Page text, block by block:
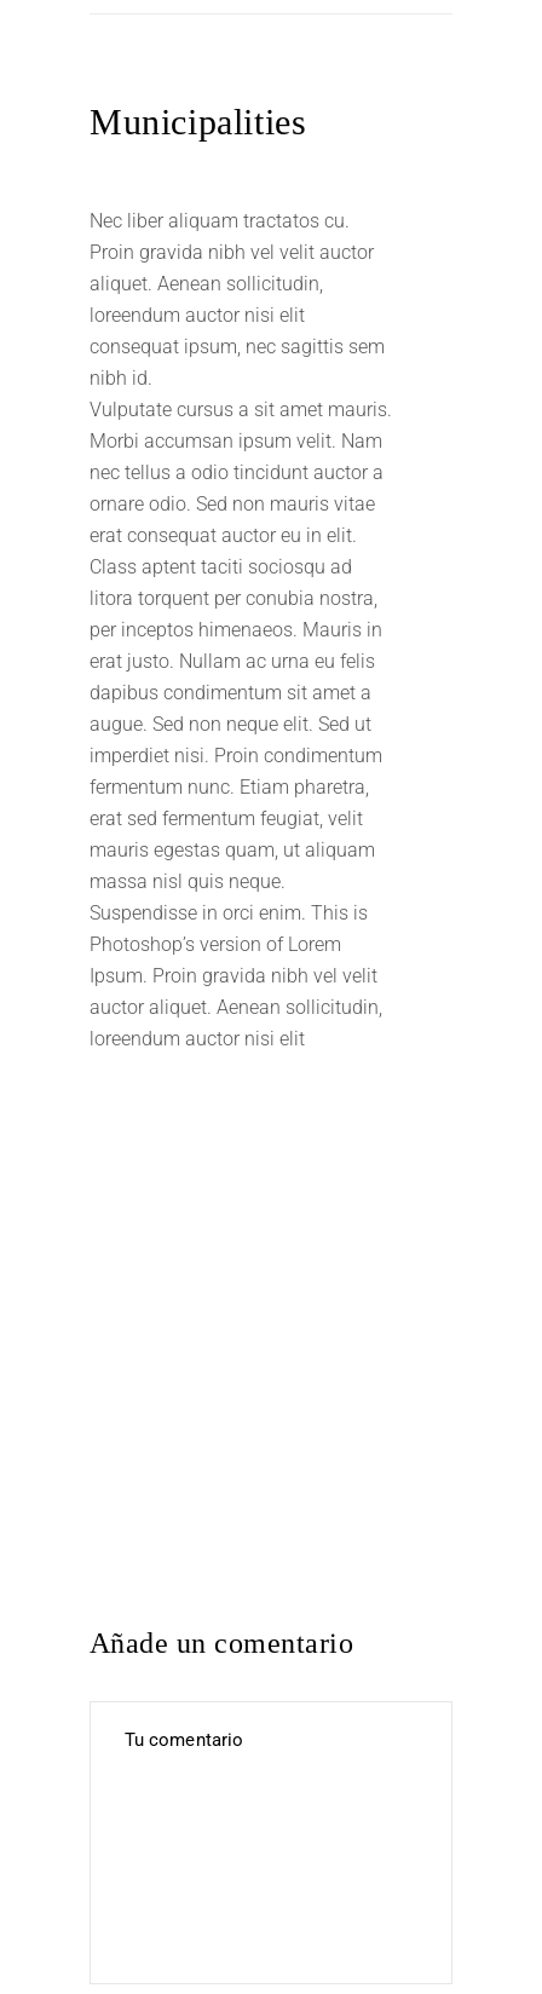
Municipalities
Nec liber aliquam tractatos cu.
Proin gravida nibh vel velit auctor
aliquet. Aenean sollicitudin,
loreendum auctor nisi elit
consequat ipsum, nec sagittis sem
nibh id.
Vulputate cursus a sit amet mauris.
Morbi accumsan ipsum velit. Nam
nec tellus a odio tincidunt auctor a
ornare odio. Sed non mauris vitae
erat consequat auctor eu in elit.
Class aptent taciti sociosqu ad
litora torquent per conubia nostra,
per inceptos himenaeos. Mauris in
erat justo. Nullam ac urna eu felis
dapibus condimentum sit amet a
augue. Sed non neque elit. Sed ut
imperdiet nisi. Proin condimentum
fermentum nunc. Etiam pharetra,
erat sed fermentum feugiat, velit
mauris egestas quam, ut aliquam
massa nisl quis neque.
Suspendisse in orci enim. This is
Photoshop’s version of Lorem
Ipsum. Proin gravida nibh vel velit
auctor aliquet. Aenean sollicitudin,
loreendum auctor nisi elit
Añade un comentario